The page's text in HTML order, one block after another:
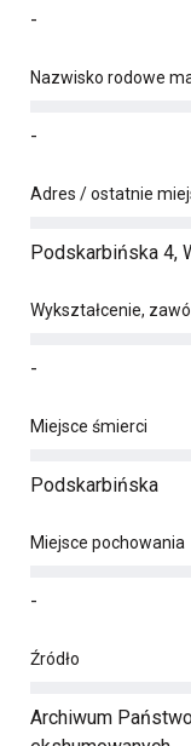
-
Nazwisko rodowe
-
Adres / ostatnie
Podskarbińska 4,
Wykształcenie,
-
Miejsce śmierci
Podskarbińska
Miejsce pochowania
-
Źródło
Archiwum